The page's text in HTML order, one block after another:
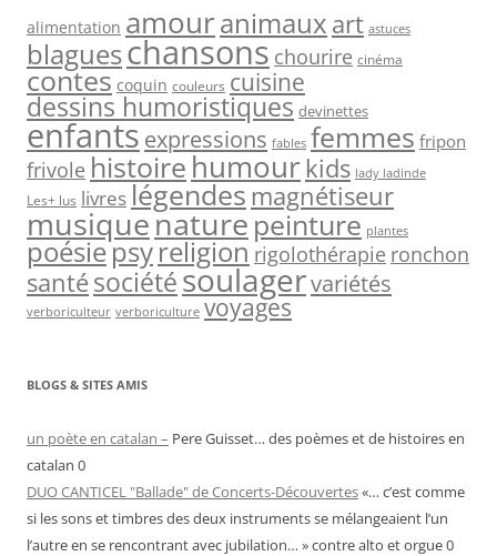
alimentation amouranimaux art astuces
blagueschansons chourire cinéma
contes coquin couleurs cuisine
dessins humoristiques devinettes
enfantsexpressions fables femmes fripon
frivole histoire humour kids lady ladinde
Les+ lus livreslégendes magnétiseur
musiquenature peinture plantes
poésiepsyreligion rigolothérapie ronchon
santésociétésoulagervariétés
verboriculteur verboriculture voyages
BLOGS & SITES AMIS
un poète en catalan – Pere Guisset… des poèmes et de histoires en
catalan 0
DUO CANTICEL "Ballade" de Concerts-Découvertes«… c’est comme
si les sons et timbres des deux instruments se mélangeaient l’un
l’autre en se rencontrant avec jubilation… » contre alto et orgue 0